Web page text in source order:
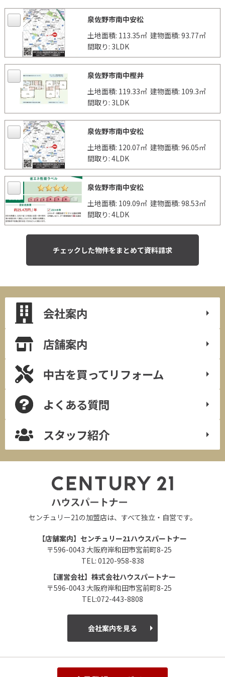
泉佐野市南中安松
土地面積: 113.35㎡建物面積: 93.77㎡
間取り: 3LDK
泉佐野市南中樫井
土地面積: 119.33㎡建物面積: 109.3㎡
間取り: 3LDK
泉佐野市南中安松
土地面積: 120.07㎡建物面積: 96.05㎡
間取り: 4LDK
泉佐野市南中安松
土地面積: 109.09㎡建物面積: 98.53㎡
間取り: 4LDK
会社案内
店舗案内
中古を買ってリフォーム
よくある質問
スタッフ紹介
センチュリー21の加盟店は、すべて独立・自営です。
【店舗案内】センチュリー21ハウスパートナー
〒596-0043 大阪府岸和田市宮前町8-25
TEL: 0120-958-838
【運営会社】株式会社ハウスパートナー
〒596-0043 大阪府岸和田市宮前町8-25
TEL:072-443-8808
会社案内を見る